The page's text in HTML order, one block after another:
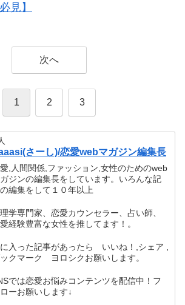
見】
次へ
1 2 3
さーし)/恋愛webマガジン編集長
,人間関係,ファッション,女性のためのweb
ジンの編集長をしています。いろんな記
編集をして１０年以上
学専門家、恋愛カウンセラー、占い師、
経験豊富な女性を推してます！。
入った記事があったら いいね！,シェア ,
クマーク ヨロシクお願いします。
では恋愛お悩みコンテンツを配信中！フ
ーお願いします↓